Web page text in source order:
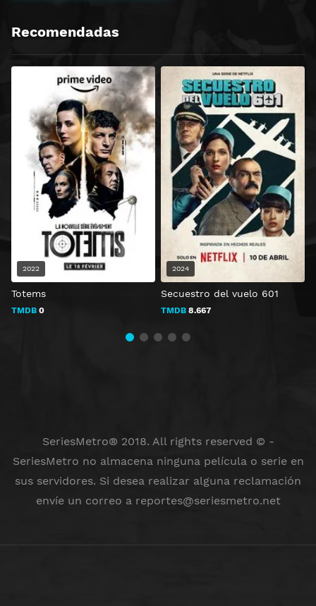
Recomendadas
Totems
TMDB 0
2022
Secuestro del vuelo 601
TMDB 8.667
2024
SeriesMetro® 2018. All rights reserved © -
SeriesMetro no almacena ninguna película o serie en
sus servidores. Si desea realizar alguna reclamación
envíe un correo a reportes@seriesmetro.net